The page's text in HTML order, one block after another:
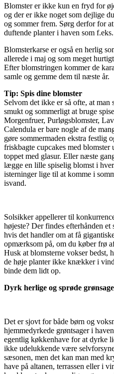
Blomster er ikke kun en fryd for
og der er ikke noget som dejlige
og sommer frem. Sørg derfor for
duftende planter i haven som
Blomsterkarse er også en herlig
allerede i maj og som meget
Efter blomstringen kommer de
samle og gemme dem til næste år.
Tip: Spis dine blomster
Selvom det ikke er så ofte, at man
smukt og sommerligt at bruge
Morgenfruer, Purløgsblomster,
Calendula er bare nogle af de
gøre sommermaden ekstra festlig
friskbagte cupcakes med blomster
toppet med glasur. Eller næste
lægge en lille spiselig blomst i
isterninger lige til at komme i
isvand.
Solsikker appellerer til
højeste? Der findes efterhånden
hvis det handler om at få
opmærksom på, om du køber frø
Husk at blomsterne vokser bedst,
de høje planter ikke knækker i
binde dem lidt op.
Dyrk herlige og sprøde
Det er sjovt for både børn og
hjemmedyrkede grøntsager i
egentlig køkkenhave for at dyrke
ikke udelukkende være
sæsonen, men det kan man med
have på altanen, terrassen eller i